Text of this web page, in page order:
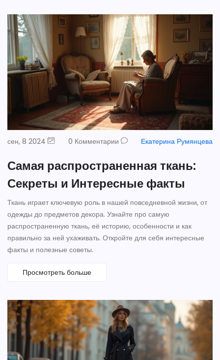
сен, 8 2024 0 Комментарии Екатерина Румянцева
Самая распространенная ткань:
Секреты и Интересные факты
Ткань играет ключевую роль в нашей повседневной жизни, от
одежды до предметов декора. Узнайте про самую
распространенную ткань, её историю, особенности и как
правильно за ней ухаживать. Откройте для себя интересные
факты и полезные советы.
Просмотреть больше